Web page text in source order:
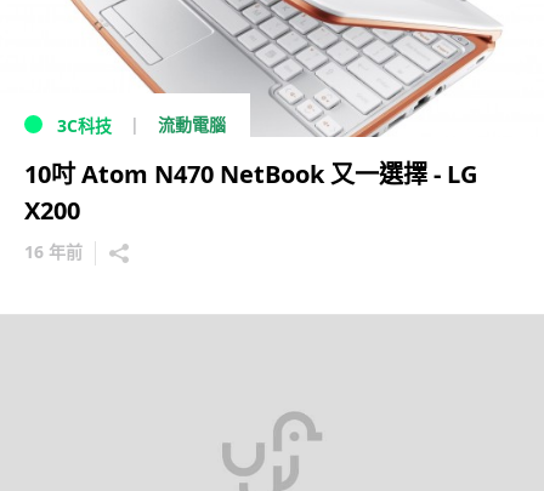
3C科技 流動電腦
10吋 Atom N470 NetBook 又一選擇 - LG
X200
16 年前